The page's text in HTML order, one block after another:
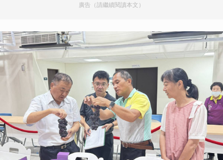
廣告（請繼續閱讀本文）